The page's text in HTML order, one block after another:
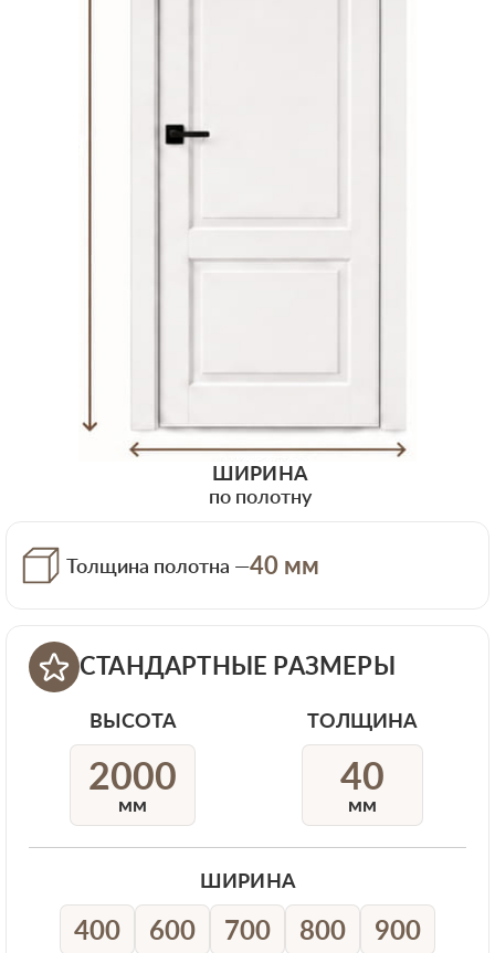
ШИРИНА
по полотну
Толщина полотна —40 мм
СТАНДАРТНЫЕ РАЗМЕРЫ
ВЫСОТА
2000
мм
ШИРИНА
400 600 700 800 900
ТОЛЩИНА
40
мм